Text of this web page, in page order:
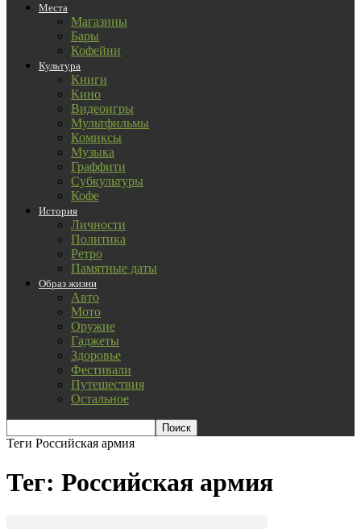
Места
Магазины
Бары
Кофейни
Культура
Книги
Кино
Видеоигры
Мультфильмы
Комиксы
Музыка
Граффити
Субкультуры
Кофе
История
Личности
Политика
Ретро
Памятные даты
Образ жизни
Авто
Мото
Оружие
Гаджеты
Здоровье
Фестивали
Путешествия
Остальное
Теги Российская армия
Тег: Российская армия